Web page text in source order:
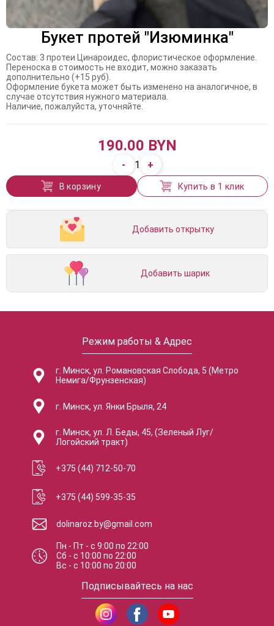
Букет протей "Изюминка"
Состав: 3 протеи Цинароидес, флористическое оформление.
Переноска в стоимость не входит, можно заказать
дополнительно (+15 руб).
Оформление букета может быть изменено на аналогичное, в
случае отсутствия нужного материала.
Наличие, пожалуйста, уточняйте.
190.00 BYN
- 1 +
В корзину Купить в 1 клик
Добавить открытку
Добавить шарик
Режим работы & Адрес
г. Минск, ул. Романовская Слобода, 5 (Метро
Немига/Фрунзенская)
г. Минск, ул. Янки Брыля, 24
г. Минск, ул. Л. Беды, 45, (Зеленый Луг/
Логойский тракт)
+375 (44) 712-50-70
+375 (44) 599-35-35
dolinaroz.by@gmail.com
Пн - Пт -с 9:00по 22:00
Сб -с 10:00по 22:00
Вс -с 10:00по 20:00
Подписывайтесь на нас